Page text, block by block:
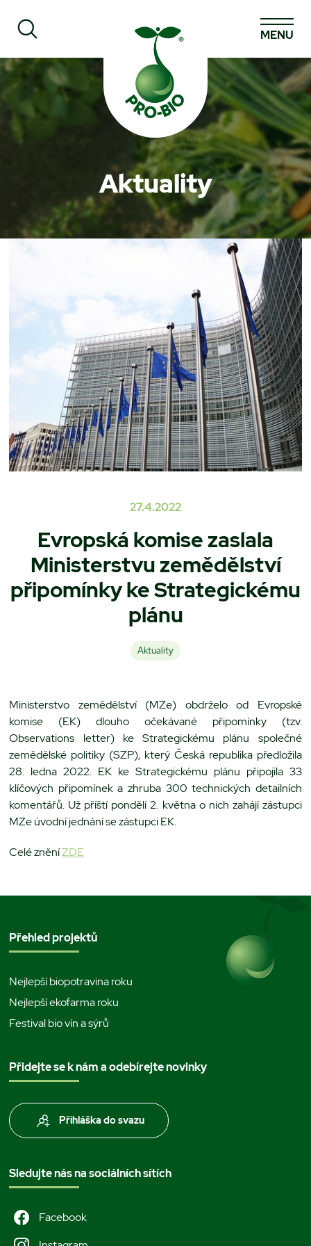
Prohledat PRO-BIO
MENU
Aktuality
27.4.2022
Evropská komise zaslala
Ministerstvu zemědělství
připomínky ke Strategickému
plánu
Aktuality
Ministerstvo zemědělství (MZe) obdrželo od Evropské
komise (EK) dlouho očekávané připomínky (tzv.
Observations letter) ke Strategickému plánu společné
zemědělské politiky (SZP), který Česká republika předložila
28. ledna 2022. EK ke Strategickému plánu připojila 33
klíčových připomínek a zhruba 300 technických detailních
komentářů. Už příští pondělí 2. května o nich zahájí zástupci
MZe úvodní jednání se zástupci EK.
Celé zněníZDE
Přehled projektů
Nejlepší biopotravina roku
Nejlepší ekofarma roku
Festival bio vín a sýrů
Přidejte se k nám a odebírejte novinky
Přihláška do svazu
Sledujte nás na sociálních sítích
Facebook